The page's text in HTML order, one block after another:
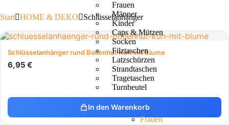
Frauen
Männer
Kinder
Caps & Mützen
Socken
Filztaschen
Latzschürzen
Strandtaschen
Tragetaschen
Turnbeutel
Frauen
Start HOME & DEKO Schlüsselanhänger
Schlüsselanhänger rund Bollenhut Kuh mit Blume
6,95 €
In den Warenkorb